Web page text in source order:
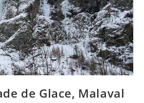
de Glace, Malaval